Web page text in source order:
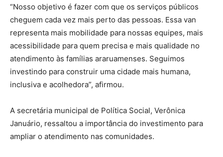
“Nosso objetivo é fazer com que os serviços públicos
cheguem cada vez mais perto das pessoas. Essa van
representa mais mobilidade para nossas equipes, mais
acessibilidade para quem precisa e mais qualidade no
atendimento às famílias araruamenses. Seguimos
investindo para construir uma cidade mais humana,
inclusiva e acolhedora”, afirmou.
A secretária municipal de Política Social, Verônica
Januário, ressaltou a importância do investimento para
ampliar o atendimento nas comunidades.